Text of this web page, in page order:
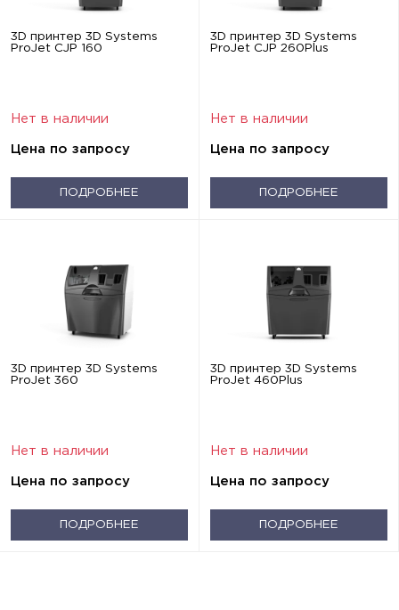
3D принтер 3D Systems
ProJet CJP 160
Нет в наличии
Цена по запросу
ПОДРОБНЕЕ
3D принтер 3D Systems
ProJet CJP 260Plus
Нет в наличии
Цена по запросу
ПОДРОБНЕЕ
3D принтер 3D Systems
ProJet 360
Нет в наличии
Цена по запросу
ПОДРОБНЕЕ
3D принтер 3D Systems
ProJet 460Plus
Нет в наличии
Цена по запросу
ПОДРОБНЕЕ